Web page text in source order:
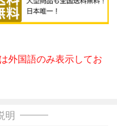
外国語のみ表示してお
明